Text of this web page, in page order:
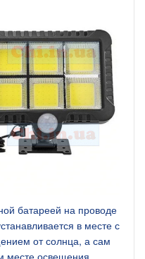
батареей на проводе
в месте с
от солнца, а сам
месте освещения.